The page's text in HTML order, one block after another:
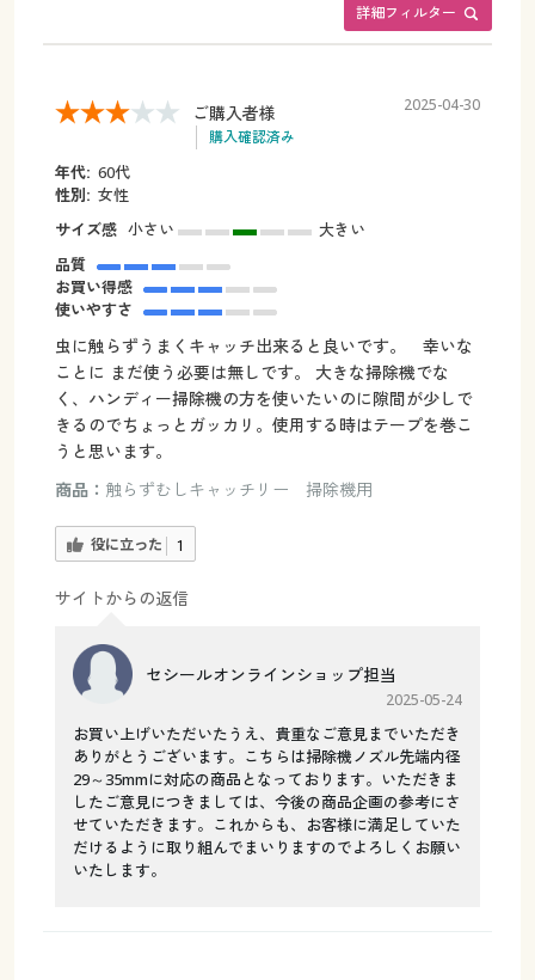
詳細フィルター
ご購入者様
購入確認済み
2025-04-30
年代: 60代
性別: 女性
サイズ感 小さい
大きい
品質
お買い得感
使いやすさ
虫に触らずうまくキャッチ出来ると良いです。 幸いな
ことに まだ使う必要は無しです。 大きな掃除機でな
く、ハンディー掃除機の方を使いたいのに隙間が少しで
きるのでちょっとガッカリ。使用する時はテープを巻こ
うと思います。
商品： 触らずむしキャッチリー 掃除機用
役に立った 1
サイトからの返信
セシールオンラインショップ担当
2025-05-24
お買い上げいただいたうえ、貴重なご意見までいただき
ありがとうございます。こちらは掃除機ノズル先端内径
29～35mmに対応の商品となっております。いただきま
したご意見につきましては、今後の商品企画の参考にさ
せていただきます。これからも、お客様に満足していた
だけるように取り組んでまいりますのでよろしくお願い
いたします。